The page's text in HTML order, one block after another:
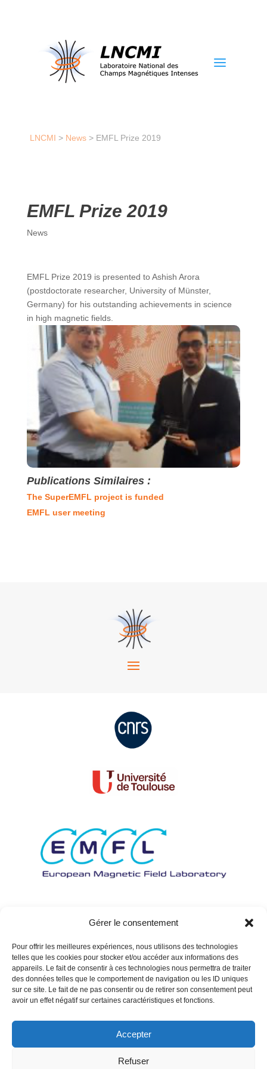
Gérer le consentement
Pour offrir les meilleures expériences, nous utilisons des technologies
telles que les cookies pour stocker et/ou accéder aux informations des
appareils. Le fait de consentir à ces technologies nous permettra de traiter
des données telles que le comportement de navigation ou les ID uniques
sur ce site. Le fait de ne pas consentir ou de retirer son consentement peut
avoir un effet négatif sur certaines caractéristiques et fonctions.
Accepter
Refuser
a
LNCMI > News> EMFL Prize 2019
EMFL Prize 2019
News
EMFL Prize 2019 is presented to Ashish Arora
(postdoctorate researcher, University of Münster,
Germany) for his outstanding achievements in science
in high magnetic fields.
Publications Similaires :
The SuperEMFL project is funded
EMFL user meeting